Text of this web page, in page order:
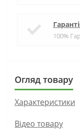
100%
Огляд товару
Характеристики
Вiдео товару